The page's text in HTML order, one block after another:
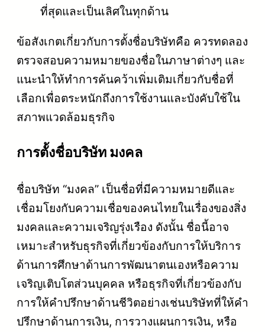
ที่สุดและเป็นเลิศในทุกด้าน
ข้อสังเกตเกี่ยวกับการตั้งชื่อบริษัทคือ ควรทดลอง
ตรวจสอบความหมายของชื่อในภาษาต่างๆ และ
แนะนำให้ทำการค้นคว้าเพิ่มเติมเกี่ยวกับชื่อที่
เลือกเพื่อตระหนักถึงการใช้งานและบังคับใช้ใน
สภาพแวดล้อมธุรกิจ
การตั้งชื่อบริษัท มงคล
ชื่อบริษัท “มงคล” เป็นชื่อที่มีความหมายดีและ
เชื่อมโยงกับความเชื่อของคนไทยในเรื่องของสิ่ง
มงคลและความเจริญรุ่งเรือง ดังนั้น ชื่อนี้อาจ
เหมาะสำหรับธุรกิจที่เกี่ยวข้องกับการให้บริการ
ด้านการศึกษาด้านการพัฒนาตนเองหรือความ
เจริญเติบโตส่วนบุคคล หรือธุรกิจที่เกี่ยวข้องกับ
การให้คำปรึกษาด้านชีวิตอย่างเช่นบริษัทที่ให้คำ
ปรึกษาด้านการเงิน, การวางแผนการเงิน, หรือ